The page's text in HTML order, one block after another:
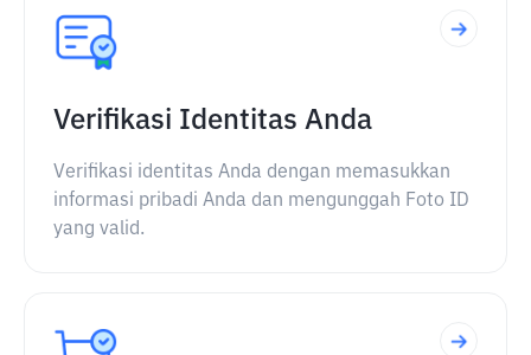
Verifikasi Identitas Anda
Verifikasi identitas Anda dengan memasukkan
informasi pribadi Anda dan mengunggah Foto ID
yang valid.